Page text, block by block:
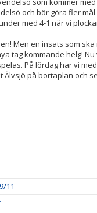
och bör göra fler
med 4-1 när vi
Men en insats som
tag kommande helg!
På lördag har vi
på bortaplan och
11